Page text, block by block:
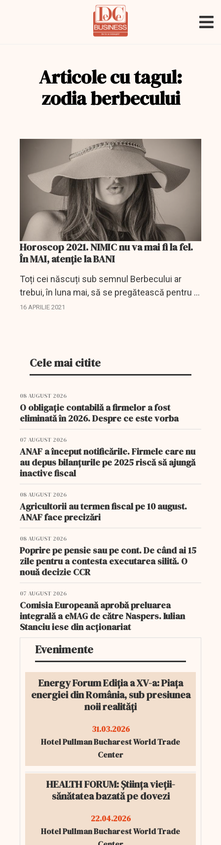
Articole cu tagul:
zodia berbecului
Horoscop 2021. NIMIC nu va mai fi la fel.
În MAI, atenție la BANI
Toți cei născuți sub semnul Berbecului ar
trebui, în luna mai, să se pregătească pentru o
schimbare totală a perspectivelor lor de viață.
16 APRILIE 2021
Cele mai citite
08 AUGUST 2026
O obligație contabilă a firmelor a fost
eliminată în 2026. Despre ce este vorba
07 AUGUST 2026
ANAF a început notificările. Firmele care nu
au depus bilanțurile pe 2025 riscă să ajungă
inactive fiscal
08 AUGUST 2026
Agricultorii au termen fiscal pe 10 august.
ANAF face precizări
08 AUGUST 2026
Poprire pe pensie sau pe cont. De când ai 15
zile pentru a contesta executarea silită. O
nouă decizie CCR
07 AUGUST 2026
Comisia Europeană aprobă preluarea
integrală a eMAG de către Naspers. Iulian
Stanciu iese din acționariat
Evenimente
Energy Forum Ediția a XV-a: Piața
energiei din România, sub presiunea
noii realități
31.03.2026
Hotel Pullman Bucharest World Trade
Center
HEALTH FORUM: Știința vieții-
sănătatea bazată pe dovezi
22.04.2026
Hotel Pullman Bucharest World Trade